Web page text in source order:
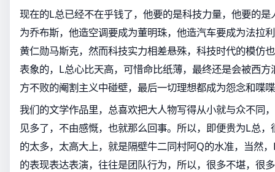
现在的L总已经不在乎钱了，他要的是科技力量，他要的
为乔布斯，他造空调要成为董明珠，他造汽车要成为法拉
黄仁勋马斯克，然而科技实力相差悬殊，科技时代的模仿
表象的，L总心比天高，可惜命比纸薄，最终还是会被西
方不败的阉割主义中碰壁，最后一切理想都成为怨念和喋
我们的文学作品里，总喜欢把大人物写得从小就与众不同
见多了，不由感慨，也就那么回事。所以，即便贵为L总
的太多，太高大上，就是隔壁牛二同村阿Q的水准，当然
的表现表达表演，往往是团队行为，所以，很多不堪，很